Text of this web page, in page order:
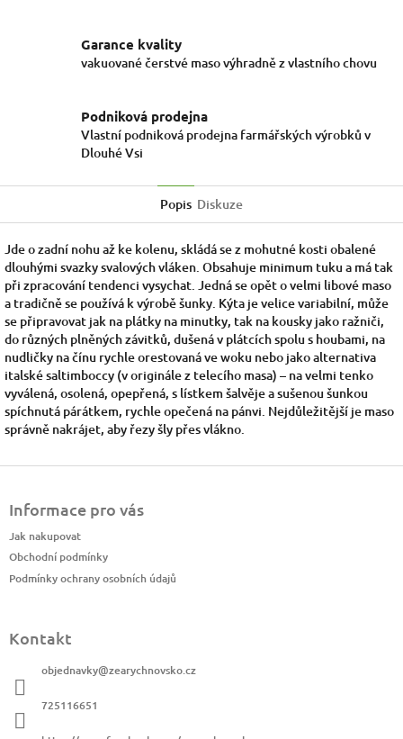
Garance kvality
vakuované čerstvé maso výhradně z vlastního chovu
Podniková prodejna
Vlastní podniková prodejna farmářských výrobků v
Dlouhé Vsi
Popis Diskuze
Jde o zadní nohu až ke kolenu, skládá se z mohutné kosti obalené
dlouhými svazky svalových vláken. Obsahuje minimum tuku a má tak
při zpracování tendenci vysychat. Jedná se opět o velmi libové maso
a tradičně se používá k výrobě šunky. Kýta je velice variabilní, může
se připravovat jak na plátky na minutky, tak na kousky jako ražniči,
do různých plněných závitků, dušená v plátcích spolu s houbami, na
nudličky na čínu rychle orestovaná ve woku nebo jako alternativa
italské saltimboccy (v originále z telecího masa) – na velmi tenko
vyválená, osolená, opepřená, s lístkem šalvěje a sušenou šunkou
spíchnutá párátkem, rychle opečená na pánvi. Nejdůležitější je maso
správně nakrájet, aby řezy šly přes vlákno.
Informace pro vás
Jak nakupovat
Obchodní podmínky
Podmínky ochrany osobních údajů
Kontakt
objednavky@zearychnovsko.cz
725116651